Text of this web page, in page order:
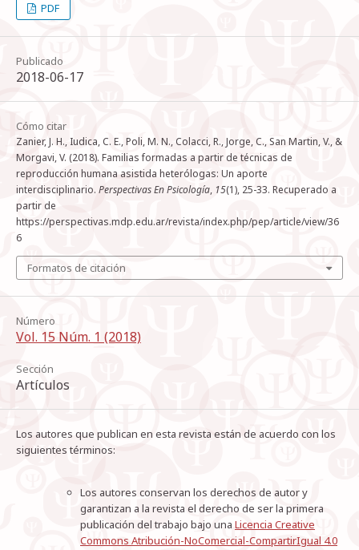
PDF
Publicado
2018-06-17
Cómo citar
Zanier, J. H., Iudica, C. E., Poli, M. N., Colacci, R., Jorge, C., San Martin, V., &
Morgavi, V. (2018). Familias formadas a partir de técnicas de
reproducción humana asistida heterólogas: Un aporte
interdisciplinario. Perspectivas En Psicología, 15(1), 25-33. Recuperado a
partir de
https://perspectivas.mdp.edu.ar/revista/index.php/pep/article/view/36
6
Formatos de citación
Número
Vol. 15 Núm. 1 (2018)
Sección
Artículos
Los autores que publican en esta revista están de acuerdo con los
siguientes términos:
Los autores conservan los derechos de autor y
garantizan a la revista el derecho de ser la primera
publicación del trabajo bajo una Licencia Creative
Commons Atribución-NoComercial-CompartirIgual 4.0